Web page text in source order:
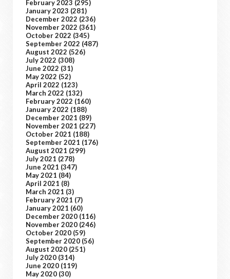
February 2023 (295)
January 2023 (281)
December 2022 (236)
November 2022 (361)
October 2022 (345)
September 2022 (487)
August 2022 (526)
July 2022 (308)
June 2022 (31)
May 2022 (52)
April 2022 (123)
March 2022 (132)
February 2022 (160)
January 2022 (188)
December 2021 (89)
November 2021 (227)
October 2021 (188)
September 2021 (176)
August 2021 (299)
July 2021 (278)
June 2021 (347)
May 2021 (84)
April 2021 (8)
March 2021 (3)
February 2021 (7)
January 2021 (60)
December 2020 (116)
November 2020 (246)
October 2020 (59)
September 2020 (56)
August 2020 (251)
July 2020 (314)
June 2020 (119)
May 2020 (30)